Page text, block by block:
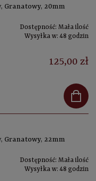
Granatowy, 20mm
Dostępność: Mała ilość
Wysyłka w: 48 godzin
125,00 zł
Granatowy, 22mm
Dostępność: Mała ilość
Wysyłka w: 48 godzin